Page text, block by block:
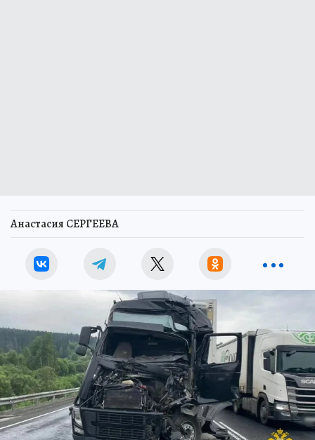
Анастасия СЕРГЕЕВА